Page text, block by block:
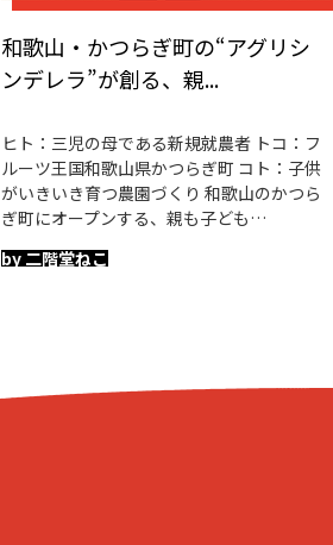
和歌山・かつらぎ町の“アグリシ
ンデレラ”が創る、親...
ヒト：三児の母である新規就農者 トコ：フ
ルーツ王国和歌山県かつらぎ町 コト：子供
がいきいき育つ農園づくり 和歌山のかつら
ぎ町にオープンする、親も子ども…
by 二階堂ねこ